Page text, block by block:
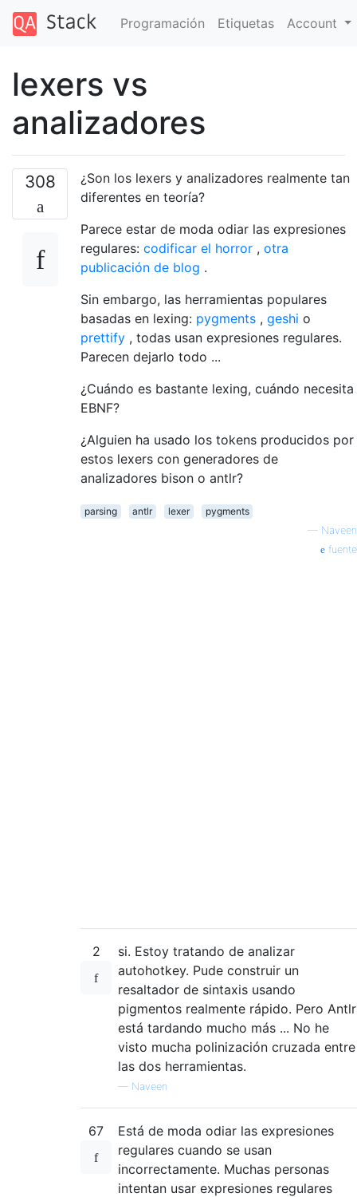
Programación Etiquetas Account
lexers vs
analizadores
308
¿Son los lexers y analizadores realmente tan
diferentes en teoría?
Parece estar de moda odiar las expresiones
regulares: codificar el horror , otra
publicación de blog .
Sin embargo, las herramientas populares
basadas en lexing: pygments , geshi o
prettify , todas usan expresiones regulares.
Parecen dejarlo todo ...
¿Cuándo es bastante lexing, cuándo necesita
EBNF?
¿Alguien ha usado los tokens producidos por
estos lexers con generadores de
analizadores bison o antlr?
parsing antlr lexer
pygments
— Naveen
fuente
2
si. Estoy tratando de analizar
autohotkey. Pude construir un
resaltador de sintaxis usando
pigmentos realmente rápido. Pero Antlr
está tardando mucho más ... No he
visto mucha polinización cruzada entre
las dos herramientas.
— Naveen
67
Está de moda odiar las expresiones
regulares cuando se usan
incorrectamente. Muchas personas
intentan usar expresiones regulares